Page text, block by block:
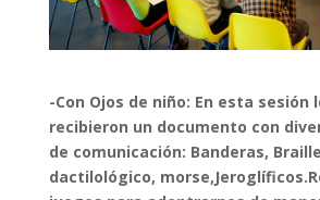
-Con Ojos de niño: En esta sesión
recibieron un documento con
de comunicación: Banderas,
dactilológico,